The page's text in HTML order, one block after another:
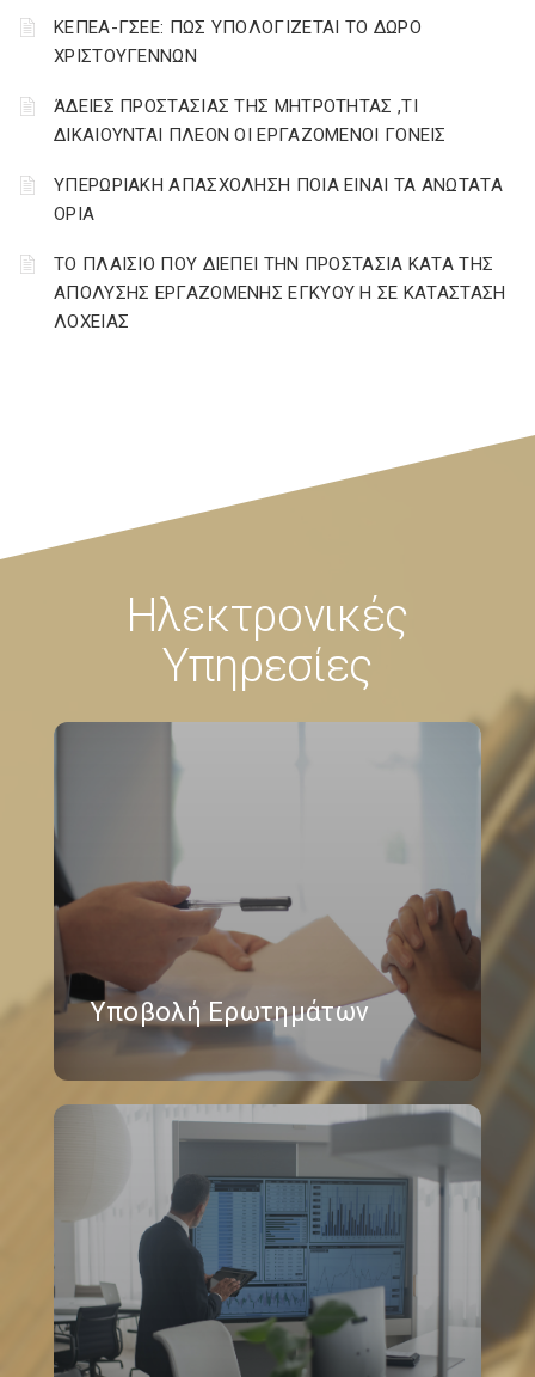
ΚΕΠΕΑ-ΓΣΕΕ: ΠΩΣ ΥΠΟΛΟΓΙΖΕΤΑΙ ΤΟ ΔΩΡΟ
ΧΡΙΣΤΟΥΓΕΝΝΩΝ
ΆΔΕΙΕΣ ΠΡΟΣΤΑΣΙΑΣ ΤΗΣ ΜΗΤΡΟΤΗΤΑΣ ,ΤΙ
ΔΙΚΑΙΟΥΝΤΑΙ ΠΛΕΟΝ ΟΙ ΕΡΓΑΖΟΜΕΝΟΙ ΓΟΝΕΙΣ
ΥΠΕΡΩΡΙΑΚΗ ΑΠΑΣΧΟΛΗΣΗ ΠΟΙΑ ΕΙΝΑΙ ΤΑ ΑΝΩΤΑΤΑ
ΟΡΙΑ
ΤΟ ΠΛΑΙΣΙΟ ΠΟΥ ΔΙΕΠΕΙ ΤΗΝ ΠΡΟΣΤΑΣΙΑ ΚΑΤΑ ΤΗΣ
ΑΠΟΛΥΣΗΣ ΕΡΓΑΖΟΜΕΝΗΣ ΕΓΚΥΟΥ Η ΣΕ ΚΑΤΑΣΤΑΣΗ
ΛΟΧΕΙΑΣ
Ηλεκτρονικές
Υπηρεσίες
Υποβολή Ερωτημάτων